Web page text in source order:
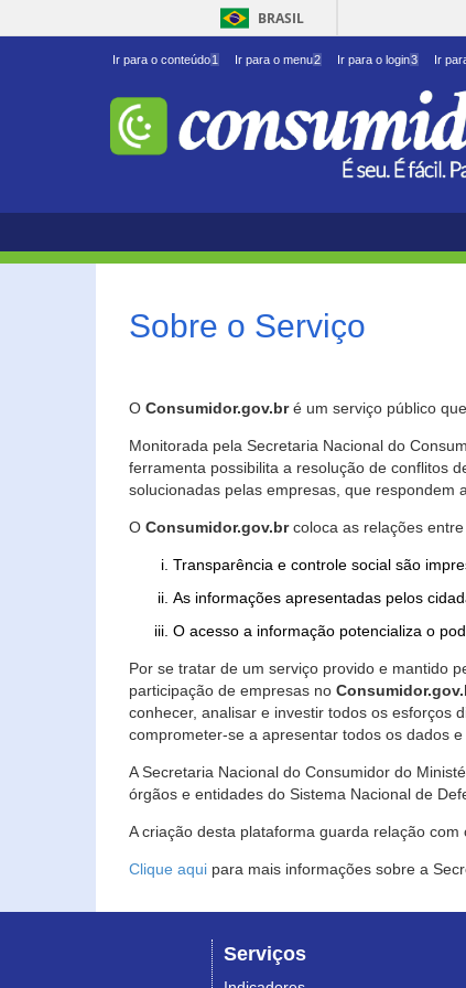
BRASIL
Ir para o conteúdo1 Ir para o menu2 Ir para o login3 Ir
Sobre o Serviço
O Consumidor.gov.bré um serviço público
Monitorada pela Secretaria Nacional do
ferramenta possibilita a resolução de conflitos
solucionadas pelas empresas, que respondem
O Consumidor.gov.brcoloca as relações
Transparência e controle social são
As informações apresentadas pelos
O acesso a informação potencializa o
Por se tratar de um serviço provido e mantido
participação de empresas no
conhecer, analisar e investir todos os esforços
comprometer-se a apresentar todos os dados
A Secretaria Nacional do Consumidor do
órgãos e entidades do Sistema Nacional de
A criação desta plataforma guarda relação
Clique aqui para mais informações sobre a
Serviços